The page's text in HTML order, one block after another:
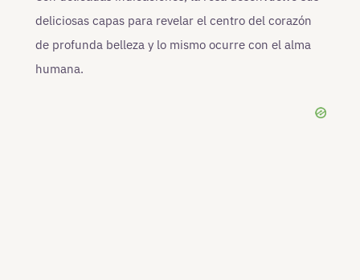
deliciosas capas para revelar el centro del corazón
de profunda belleza y lo mismo ocurre con el alma
humana.